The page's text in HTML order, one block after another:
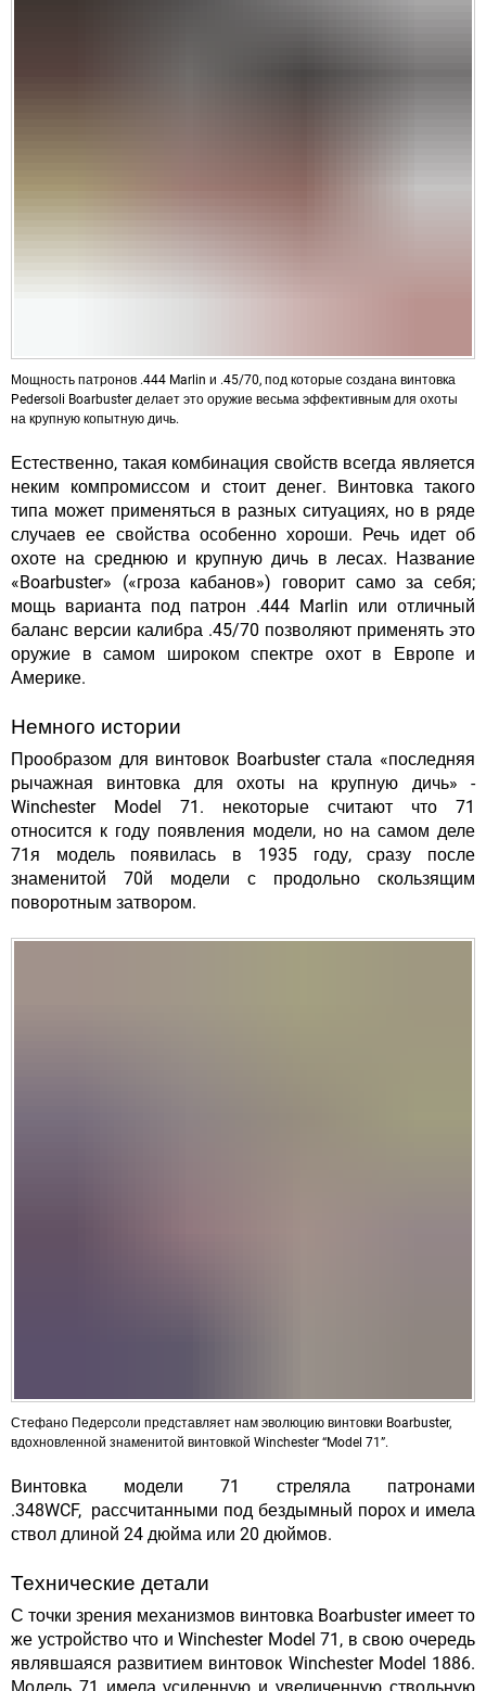
Мощность патронов .444 Marlin и .45/70, под которые создана винтовка
Pedersoli Boarbuster делает это оружие весьма эффективным для охоты
на крупную копытную дичь.
Естественно, такая комбинация свойств всегда является
неким компромиссом и стоит денег. Винтовка такого
типа может применяться в разных ситуациях, но в ряде
случаев ее свойства особенно хороши. Речь идет об
охоте на среднюю и крупную дичь в лесах. Название
«Boarbuster» («гроза кабанов») говорит само за себя;
мощь варианта под патрон .444 Marlin или отличный
баланс версии калибра .45/70 позволяют применять это
оружие в самом широком спектре охот в Европе и
Америке.
Немного истории
Прообразом для винтовок Boarbuster стала «последняя
рычажная винтовка для охоты на крупную дичь» -
Winchester Model 71. некоторые считают что 71
относится к году появления модели, но на самом деле
71я модель появилась в 1935 году, сразу после
знаменитой 70й модели с продольно скользящим
поворотным затвором.
Стефано Педерсоли представляет нам эволюцию винтовки Boarbuster,
вдохновленной знаменитой винтовкой Winchester “Model 71”.
Винтовка модели 71 стреляла патронами
.348WCF, рассчитанными под бездымный порох и имела
ствол длиной 24 дюйма или 20 дюймов.
Технические детали
С точки зрения механизмов винтовка Boarbuster имеет то
же устройство что и Winchester Model 71, в свою очередь
являвшаяся развитием винтовок Winchester Model 1886.
Модель 71 имела усиленную и увеличенную ствольную